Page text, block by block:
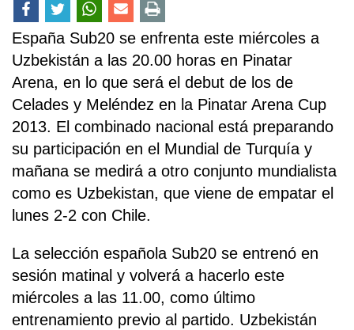
España Sub20 se enfrenta este miércoles a
Uzbekistán a las 20.00 horas en Pinatar
Arena, en lo que será el debut de los de
Celades y Meléndez en la Pinatar Arena Cup
2013. El combinado nacional está preparando
su participación en el Mundial de Turquía y
mañana se medirá a otro conjunto mundialista
como es Uzbekistan, que viene de empatar el
lunes 2-2 con Chile.
La selección española Sub20 se entrenó en
sesión matinal y volverá a hacerlo este
miércoles a las 11.00, como último
entrenamiento previo al partido. Uzbekistán